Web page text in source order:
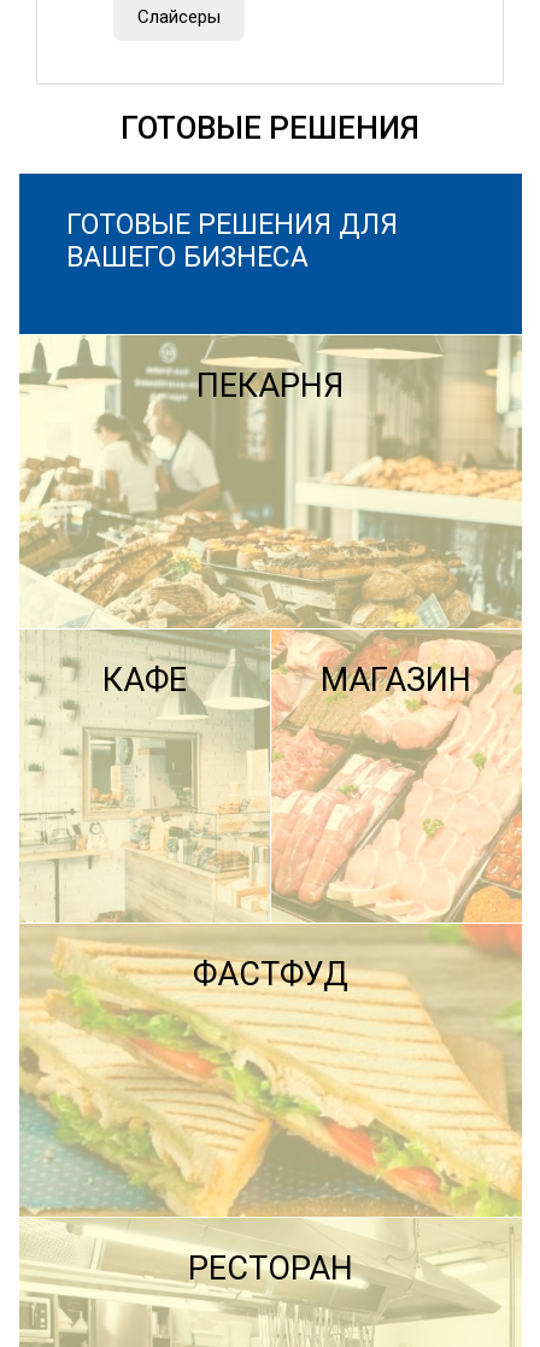
Слайсеры
ГОТОВЫЕ РЕШЕНИЯ
ГОТОВЫЕ РЕШЕНИЯ ДЛЯ
ВАШЕГО БИЗНЕСА
ПЕКАРНЯ
ПОДРОБНЕЕ
КАФЕ
ПОДРОБНЕЕ
МАГАЗИН
ПОДРОБНЕЕ
ФАСТФУД
РЕСТОРАН